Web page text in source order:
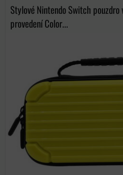
Stylové Nintendo Switch pouzdro
provedení Color...